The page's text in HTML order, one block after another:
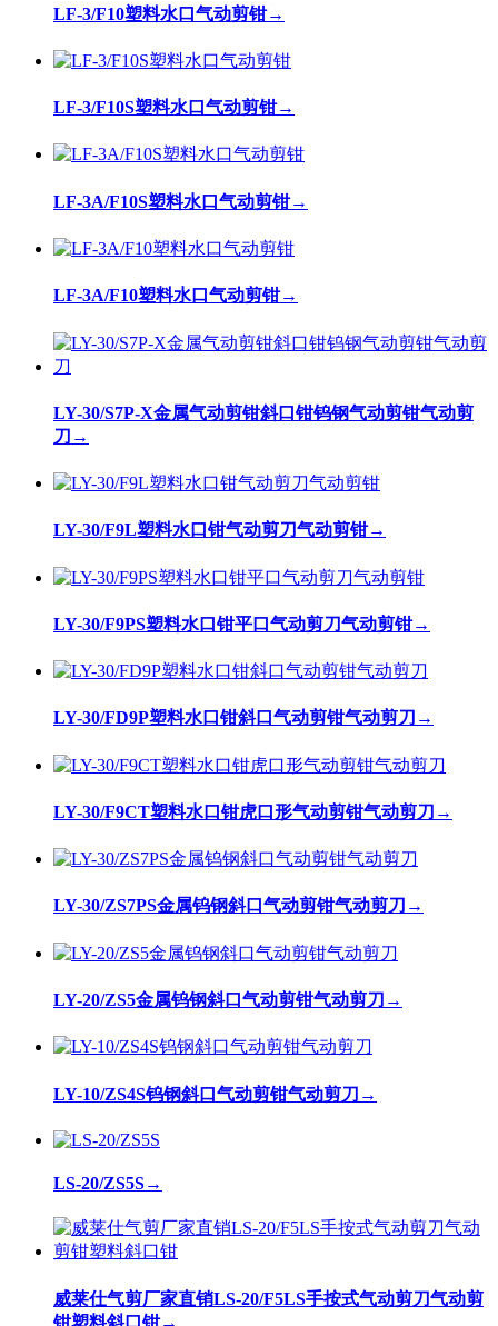
LF-3/F10塑料水口气动剪钳→
LF-3/F10S塑料水口气动剪钳→
LF-3A/F10S塑料水口气动剪钳→
LF-3A/F10塑料水口气动剪钳→
LY-30/S7P-X金属气动剪钳斜口钳钨钢气动剪钳气动剪
刀 →
LY-30/F9L塑料水口钳气动剪刀气动剪钳→
LY-30/F9PS塑料水口钳平口气动剪刀气动剪钳→
LY-30/FD9P塑料水口钳斜口气动剪钳气动剪刀 →
LY-30/F9CT塑料水口钳虎口形气动剪钳气动剪刀 →
LY-30/ZS7PS金属钨钢斜口气动剪钳气动剪刀 →
LY-20/ZS5金属钨钢斜口气动剪钳气动剪刀 →
LY-10/ZS4S钨钢斜口气动剪钳气动剪刀 →
LS-20/ZS5S→
威莱仕气剪厂家直销LS-20/F5LS手按式气动剪刀气动剪
钳塑料斜口钳→